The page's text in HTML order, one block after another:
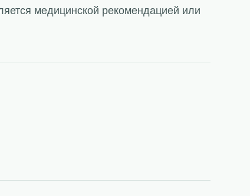
медицинской рекомендацией или